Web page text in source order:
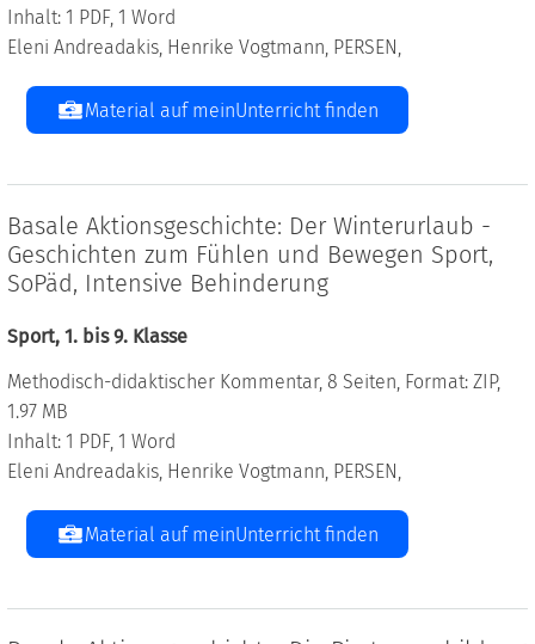
Inhalt: 1 PDF, 1 Word
Eleni Andreadakis, Henrike Vogtmann, PERSEN,
Material auf meinUnterricht finden
Basale Aktionsgeschichte: Der Winterurlaub -
Geschichten zum Fühlen und Bewegen Sport,
SoPäd, Intensive Behinderung
Sport, 1. bis 9. Klasse
Methodisch-didaktischer Kommentar, 8 Seiten, Format: ZIP,
1.97 MB
Inhalt: 1 PDF, 1 Word
Eleni Andreadakis, Henrike Vogtmann, PERSEN,
Material auf meinUnterricht finden